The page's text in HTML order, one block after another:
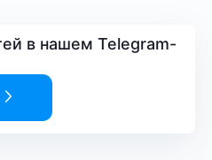
в нашем Telegram-